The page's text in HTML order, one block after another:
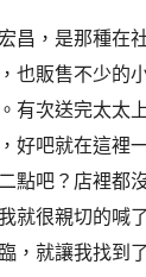
昌，是那種在
也販售不少的
有次送完太太
好吧就在這裡
點吧？店裡都
就很親切的喊
，就讓我找到